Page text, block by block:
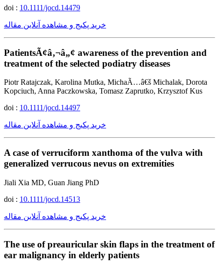
doi : 10.1111/jocd.14479
خرید پکیج و مشاهده آنلاین مقاله
PatientsÃ¢â‚¬â„¢ awareness of the prevention and
treatment of the selected podiatry diseases
Piotr Ratajczak, Karolina Mutka, MichaÃ…â€š Michalak, Dorota
Kopciuch, Anna Paczkowska, Tomasz Zaprutko, Krzysztof Kus
doi : 10.1111/jocd.14497
خرید پکیج و مشاهده آنلاین مقاله
A case of verruciform xanthoma of the vulva with
generalized verrucous nevus on extremities
Jiali Xia MD, Guan Jiang PhD
doi : 10.1111/jocd.14513
خرید پکیج و مشاهده آنلاین مقاله
The use of preauricular skin flaps in the treatment of
ear malignancy in elderly patients